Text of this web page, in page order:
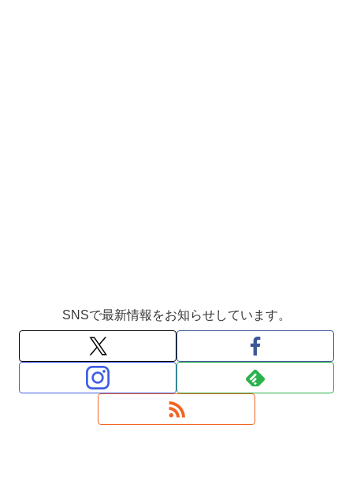
SNSで最新情報をお知らせしています。